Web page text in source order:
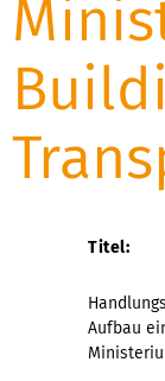
Titel:
Aufbau